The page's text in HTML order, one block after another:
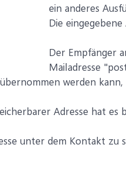
ein anderes
Die
Der Empfänger
Mailadresse
werden
Adresse hat
unter dem Kontakt zu